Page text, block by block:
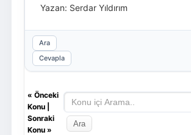
Yazan: Serdar Yıldırım
Ara
Cevapla
« Önceki
Konu|
Sonraki
Konu»